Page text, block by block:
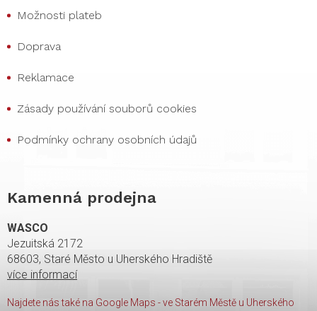
Možnosti plateb
Doprava
Reklamace
Zásady používání souborů cookies
Podmínky ochrany osobních údajů
Kamenná prodejna
WASCO
Jezuitská 2172
68603, Staré Město u Uherského Hradiště
více informací
Najdete nás také na Google Maps - ve Starém Městě u Uherského